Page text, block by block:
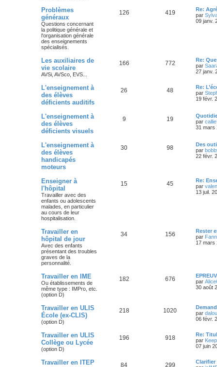
Problèmes
généraux
Questions concernant
la politique générale et
l'organisation générale
des enseignements
spécialisés.
126 419
Re:
par
09 janv.
Les auxiliaires de
vie scolaire
AVSi, AVSco, EVS...
166 772
Re:
par
27 janv.
L'enseignement à
des élèves
déficients auditifs
26 48
Re:
par
19 févr.
L'enseignement à
des élèves
déficients visuels
9 19
par callie
31 mars
L'enseignement à
des élèves
handicapés
moteurs
30 98
Des
par
22 févr.
Enseigner à
l'hôpital
Travailler avec des
enfants ou adolescents
malades, en particulier
au cours de leur
hospitalisation.
15 45
Re:
par
13 juil.
Travailler en
hôpital de jour
Avec des enfants
présentant des troubles
graves de la
personnalité.
34 156
Rester
par
17 mars
Travailler en IME
Ou établissements de
même type : IMPro, etc.
(option D)
182 676
par
30 août
Travailler en ULIS
École (ex-CLIS)
(option D)
218 1020
par
06 févr.
Travailler en ULIS
Collège ou Lycée
(option D)
196 918
Re:
par
07 juin
Travailler en ITEP 84 299